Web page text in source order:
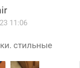
11:06
стильные